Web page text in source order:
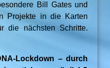
Bill Gates und
Projekte in die Karten
die nächsten Schritte.
Lockdown – durch